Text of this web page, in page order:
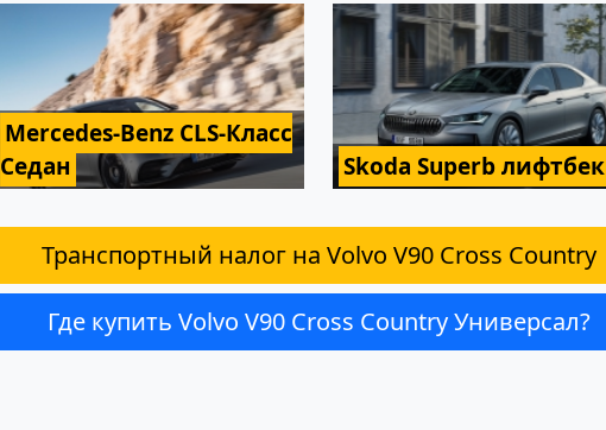
Mercedes-Benz CLS-Класс
Седан
Skoda Superb лифтбек
Транспортный налог на Volvo V90 Cross Country
Где купить Volvo V90 Cross Country Универсал?